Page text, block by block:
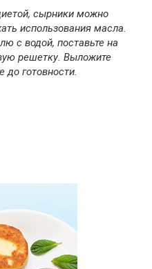
сырники можно
использования масла.
с водой, поставьте на
решетку. Выложите
до готовности.